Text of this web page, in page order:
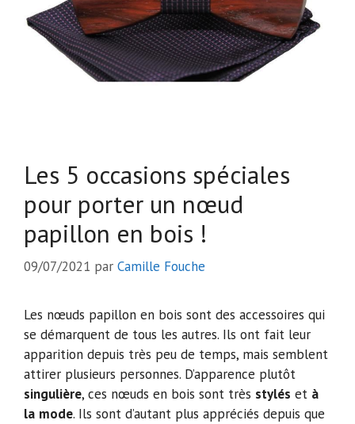
Les 5 occasions spéciales
pour porter un nœud
papillon en bois !
09/07/2021 par Camille Fouche
Les nœuds papillon en bois sont des accessoires qui
se démarquent de tous les autres. Ils ont fait leur
apparition depuis très peu de temps, mais semblent
attirer plusieurs personnes. D’apparence plutôt
singulière, ces nœuds en bois sont très stylés et à
la mode. Ils sont d’autant plus appréciés depuis que